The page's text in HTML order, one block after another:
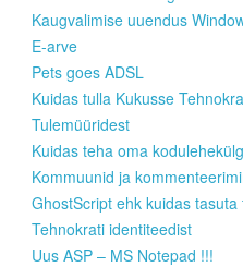
Kaugvalimise uuendus
E-arve
Pets goes ADSL
Kuidas tulla Kukusse
Tulemüüridest
Kuidas teha oma
Kommuunid ja
GhostScript ehk kuidas
Tehnokrati identiteedist
Uus ASP – MS Notepad !!!